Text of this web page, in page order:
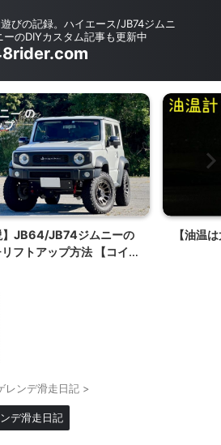
びの記録。ハイエース/JB74ジムニ
のDIYカスタム記事も更新中
】JB64/JB74ジムニーの
フトアップ方法 【コイル
【油温
レンデ滑走日記 >
デ滑走日記